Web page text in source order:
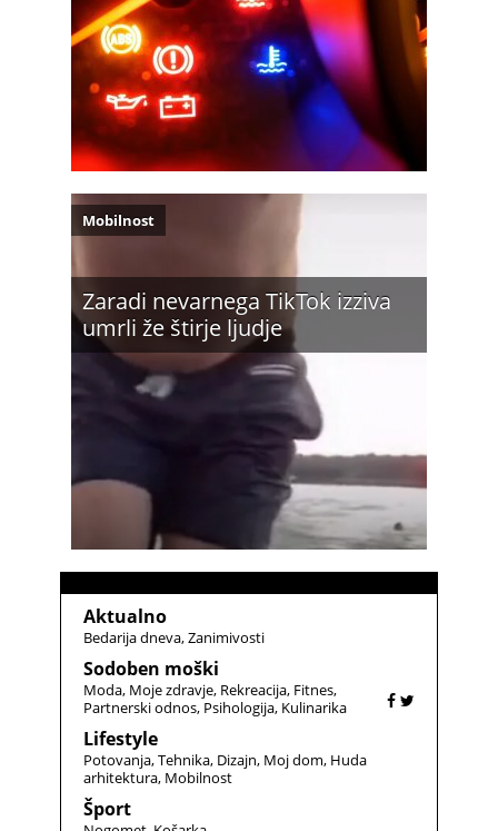
Zaradi nevarnega TikTok izziva
umrli že štirje ljudje
Mobilnost
Aktualno
Bedarija dneva Zanimivosti
Sodoben moški
Moda Moje zdravje Rekreacija Fitnes
Partnerski odnos Psihologija Kulinarika
Lifestyle
Potovanja Tehnika Dizajn Moj dom Huda
arhitektura Mobilnost
Šport